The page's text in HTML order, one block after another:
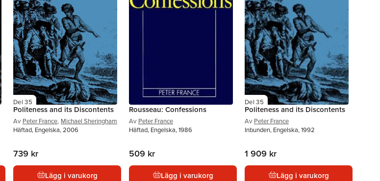
Del 35
Politeness and its Discontents
Av Peter France, Michael Sheringham
Häftad, Engelska, 2006
739 kr
Lägg i varukorg
Rousseau: Confessions
Av Peter France
Häftad, Engelska, 1986
509 kr
Lägg i varukorg
Del 35
Politeness and its Discontents
Av Peter France
Inbunden, Engelska, 1992
1 909 kr
Lägg i varukorg